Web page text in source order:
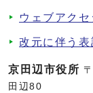
ウェブアクセ
改元に伴う
京田辺市役所
田辺80